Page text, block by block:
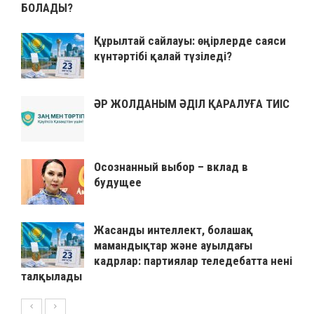
БОЛАДЫ?
Құрылтай сайлауы: өңірлерде саяси
күнтәртібі қалай түзіледі?
ӘР ЖОЛДАНЫМ ӘДІЛ ҚАРАЛУҒА ТИІС
Осознанный выбор – вклад в
будущее
Жасанды интеллект, болашақ
мамандықтар және ауылдағы
кадрлар: партиялар теледебатта нені
талқылады